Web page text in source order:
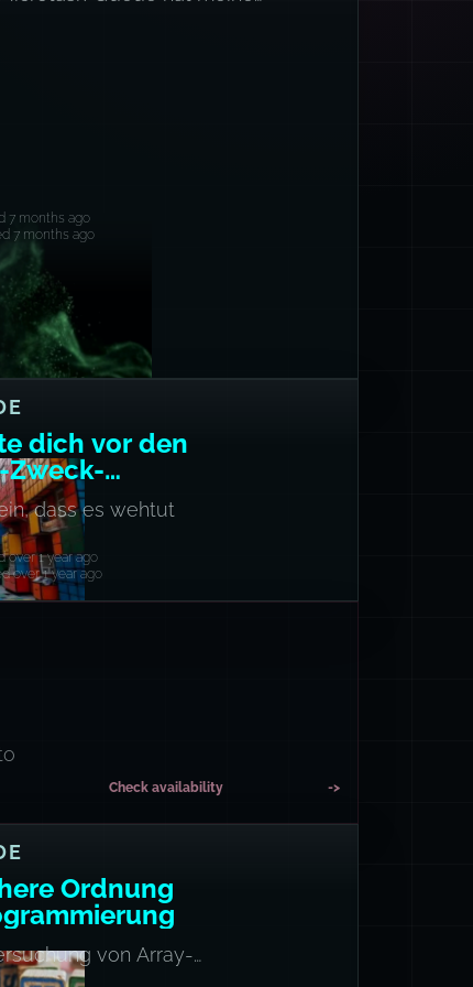
7 months ago
7 months ago
dich vor den
Zweck-
dass es wehtut
over 1 year ago
over 1 year ago
Check availability ->
Ordnung
von Array-
basierten Pipeline-